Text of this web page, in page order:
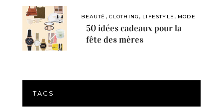
BEAUTÉ , CLOTHING , LIFESTYLE , MODE
50 idées cadeaux pour la
fête des mères
TAGS